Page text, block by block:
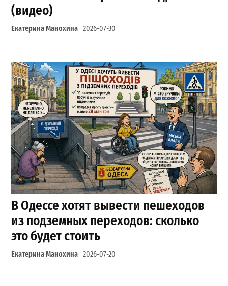
(видео)
Екатерина Манохина 2026-07-30
В Одессе хотят вывести пешеходов
из подземных переходов: сколько
это будет стоить
Екатерина Манохина 2026-07-20